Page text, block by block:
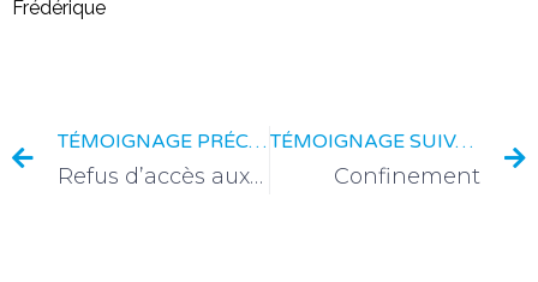
Frédérique
TÉMOIGNAGE PRÉCÉDENT
Refus d’accès aux soins
TÉMOIGNAGE SUIVANT
Confinement